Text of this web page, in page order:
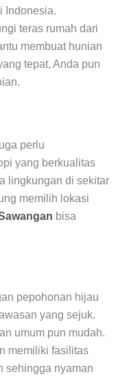
Indonesia.
teras rumah dari
membuat hunian
tepat, Anda pun
perlu
yang berkualitas
lingkungan di sekitar
memilih lokasi
bisa
pepohonan hijau
yang sejuk.
umum pun mudah.
memiliki fasilitas
sehingga nyaman